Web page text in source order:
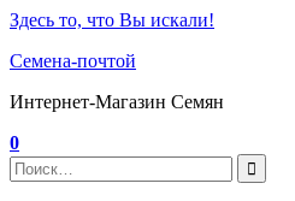
Здесь то, что Вы искали!
Семена-почтой
Интернет-Магазин Семян
0